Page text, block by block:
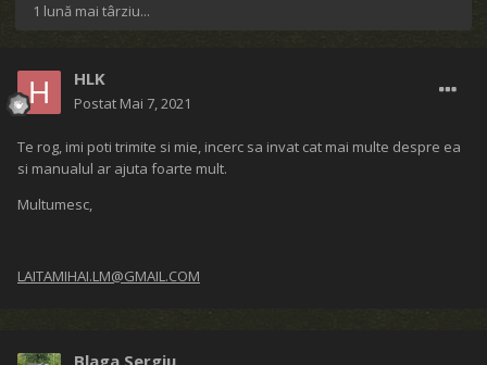
1 lună mai târziu...
HLK
Postat Mai 7, 2021
Te rog, imi poti trimite si mie, incerc sa invat cat mai multe despre ea
si manualul ar ajuta foarte mult.
Multumesc,
LAITAMIHAI.LM@GMAIL.COM